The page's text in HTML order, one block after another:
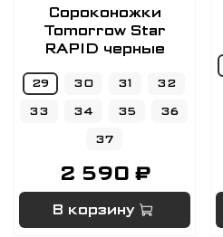
Сороконожки
Tomorrow Star
RAPID черные
29 30 31
32
33
34 35
36
37
2 590 ₽
В корзину